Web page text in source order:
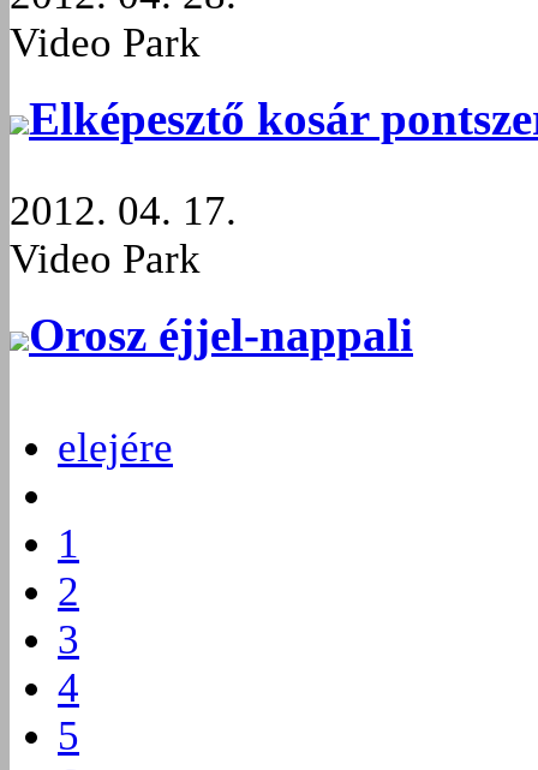
Video Park
Elképesztő kosár
2012. 04. 17.
Video Park
Orosz éjjel-nappali
elejére
1
2
3
4
5